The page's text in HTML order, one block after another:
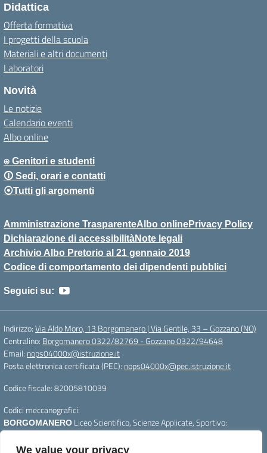
We value your privacy
Didattica
Offerta formativa
I progetti della scuola
Materiali e altri documenti
Laboratori
Novità
Le notizie
Calendario eventi
Albo online
⍟ Genitori e studenti
🛈 Sedi, orari e contatti
⦿Tutti gli argomenti
Amministrazione TrasparenteAlbo onlinePrivacy Policy
Dichiarazione di accessibilitàNote legali
Archivio Albo Pretorio al 21 gennaio 2019
Codice di comportamento dei dipendenti pubblici
Seguici su:
Indirizzo:Via Aldo Moro, 13 Borgomanero | Via Gentile, 33 – Gozzano (NO)
Centralino: Borgomanero 0322/82769 - Gozzano 0322/94648
Email: nops04000x@istruzione.it
Posta elettronica certificata (PEC): nops04000x@pec.istruzione.it
Codice fiscale: 82005810039
Codici meccanografici:
BORGOMANERO Liceo Scientifico, Scienze Applicate, Sportivo:
GOZZANOLiceo Linguistico e Scienze Umane :